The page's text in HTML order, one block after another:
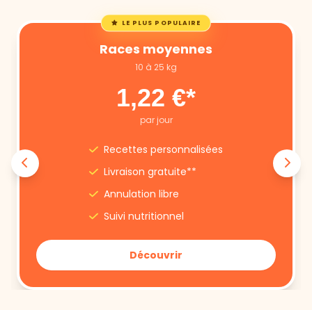
LE PLUS POPULAIRE
Races moyennes
10 à 25 kg
1,22 €*
par jour
Recettes personnalisées
Livraison gratuite**
Annulation libre
Suivi nutritionnel
Découvrir